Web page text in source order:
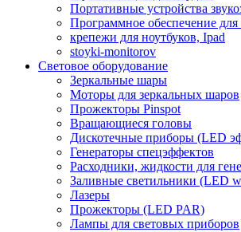
Портативные устройства
Программное обеспечение для
крепежи для ноутбуков, Ipad
stoyki-monitorov
Световое оборудование
Зеркальные шары
Моторы для зеркальных шаров
Прожекторы Pinspot
Вращающиеся головы
Дискотечные приборы (LED
Генераторы спецэффектов
Расходники, жидкости для
Заливные светильники (LED
Лазеры
Прожекторы (LED PAR)
Лампы для световых приборов